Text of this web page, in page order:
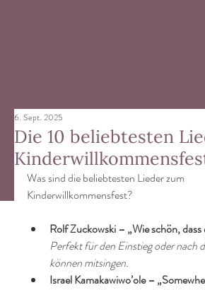
Die 10 beliebtesten
6. Sept. 2025
Was sind die beliebtesten Lieder zum
Kinderwillkommensfest?
Rolf Zuckowski – „Wie schön, dass
Perfekt für den Einstieg oder nach
können mitsingen.
Israel Kamakawiwo’ole –